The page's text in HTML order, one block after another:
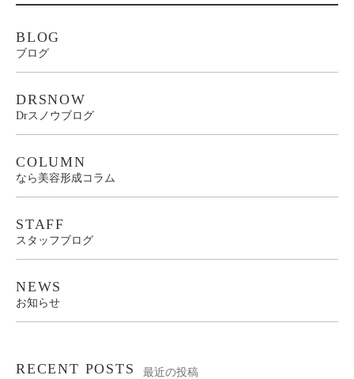
BLOG
ブログ
DRSNOW
Drスノウブログ
COLUMN
なら美容形成コラム
STAFF
スタッフブログ
NEWS
お知らせ
RECENT POSTS 最近の投稿